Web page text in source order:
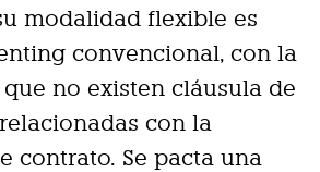
modalidad flexible es
convencional, con la
no existen cláusula de
con la
contrato. Se pacta una